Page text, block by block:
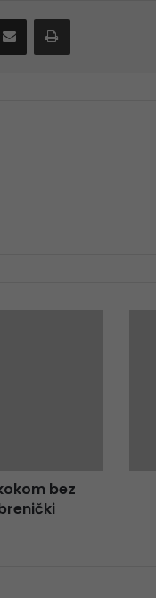
Share via Email Print
bez